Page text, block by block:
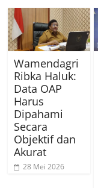
Wamendagri
Ribka Haluk:
Data OAP
Harus
Dipahami
Secara
Objektif dan
Akurat
28 Mei 2026